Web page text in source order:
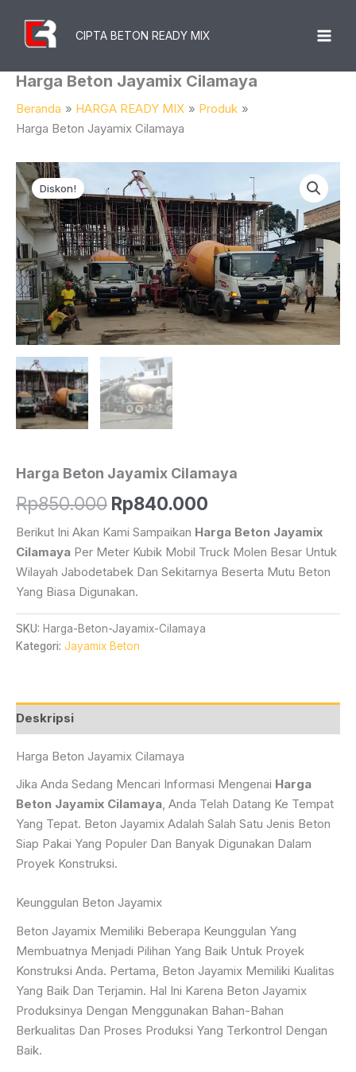
Konten
CIPTA BETON READY MIX
Harga Beton Jayamix Cilamaya
Beranda HARGA READY MIX
Produk
Harga Beton Jayamix Cilamaya
Diskon!
Harga Beton Jayamix Cilamaya
Rp850.000 Harga
Aslinya
Adalah:
Rp850.000.
Rp840.000
Saat
Ini
Berikut Ini Akan Kami Sampaikan Harga Beton Jayamix
Cilamaya Per Meter Kubik Mobil Truck Molen Besar Untuk
Wilayah Jabodetabek Dan Sekitarnya Beserta Mutu Beton
Yang Biasa Digunakan.
SKU: Harga-Beton-Jayamix-Cilamaya
Kategori: Jayamix Beton
Deskripsi
Harga Beton Jayamix Cilamaya
Jika Anda Sedang Mencari Informasi Mengenai Harga
Beton Jayamix Cilamaya, Anda Telah Datang Ke Tempat
Yang Tepat. Beton Jayamix Adalah Salah Satu Jenis Beton
Siap Pakai Yang Populer Dan Banyak Digunakan Dalam
Proyek Konstruksi.
Keunggulan Beton Jayamix
Beton Jayamix Memiliki Beberapa Keunggulan Yang
Membuatnya Menjadi Pilihan Yang Baik Untuk Proyek
Konstruksi Anda. Pertama, Beton Jayamix Memiliki Kualitas
Yang Baik Dan Terjamin. Hal Ini Karena Beton Jayamix
Produksinya Dengan Menggunakan Bahan-Bahan
Berkualitas Dan Proses Produksi Yang Terkontrol Dengan
Baik.